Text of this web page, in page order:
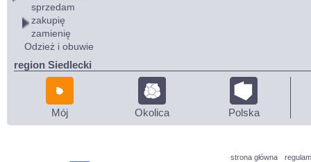
sprzedam
zakupię
zamienię
Odzież i obuwie
region Siedlecki
Mój Okolica Polska
strona główna